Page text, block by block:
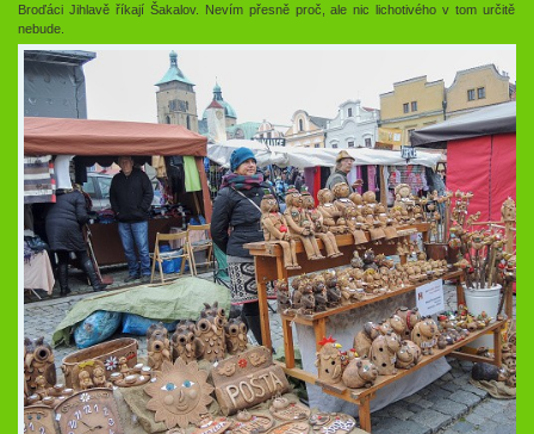
Broďáci Jihlavě říkají Šakalov. Nevím přesně proč, ale nic lichotivého v tom určitě
nebude.